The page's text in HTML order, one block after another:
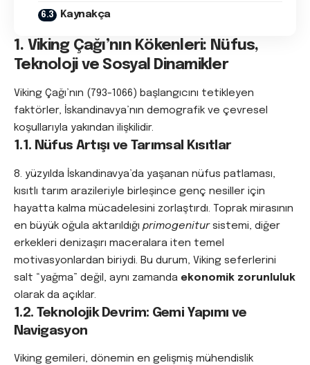
Kaynakça
1. Viking Çağı’nın Kökenleri: Nüfus,
Teknoloji ve Sosyal Dinamikler
Viking Çağı’nın (793-1066) başlangıcını tetikleyen
faktörler, İskandinavya’nın demografik ve çevresel
koşullarıyla yakından ilişkilidir.
1.1. Nüfus Artışı ve Tarımsal Kısıtlar
8. yüzyılda İskandinavya’da yaşanan nüfus patlaması,
kısıtlı tarım arazileriyle birleşince genç nesiller için
hayatta kalma mücadelesini zorlaştırdı. Toprak mirasının
en büyük oğula aktarıldığı primogenitursistemi, diğer
erkekleri denizaşırı maceralara iten temel
motivasyonlardan biriydi. Bu durum, Viking seferlerini
salt “yağma” değil, aynı zamanda ekonomik zorunluluk
olarak da açıklar.
1.2. Teknolojik Devrim: Gemi Yapımı ve
Navigasyon
Viking gemileri, dönemin en gelişmiş mühendislik